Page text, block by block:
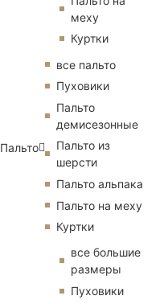
меху
Куртки
Пальто
все пальто
Пуховики
Пальто
демисезонные
Пальто из
шерсти
Пальто альпака
Пальто на меху
Куртки
все большие
размеры
Пуховики